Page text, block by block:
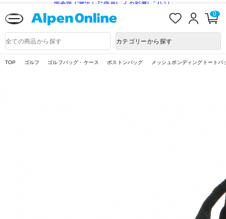
熊本県で発生した地震による影響について
入
ロ
ン
0
品
検
カテゴリーから探す
TOP ゴルフ ゴルフバッグ・ケース ボストンバッグ メッシュボンディングトート